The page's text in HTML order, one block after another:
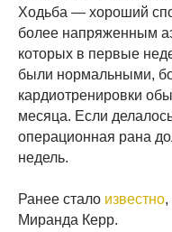
Ходьба — хороший
более напряженным
которых в первые
были нормальными,
кардиотренировки
месяца. Если
операционная рана
недель.
Ранее стало известно,
Миранда Керр.